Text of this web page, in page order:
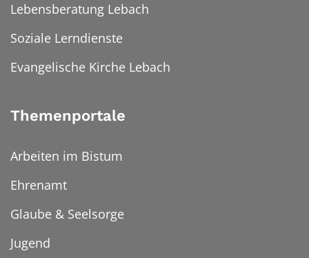
Lebensberatung Lebach
Soziale Lerndienste
Evangelische Kirche Lebach
Themenportale
Arbeiten im Bistum
Ehrenamt
Glaube & Seelsorge
Jugend